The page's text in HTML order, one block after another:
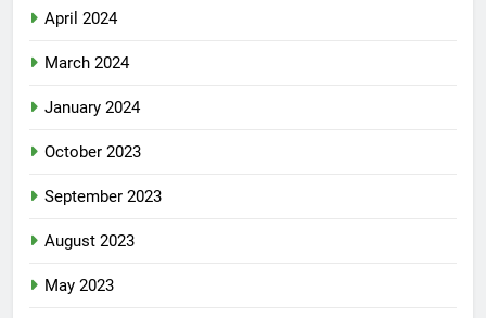
April 2024
March 2024
January 2024
October 2023
September 2023
August 2023
May 2023